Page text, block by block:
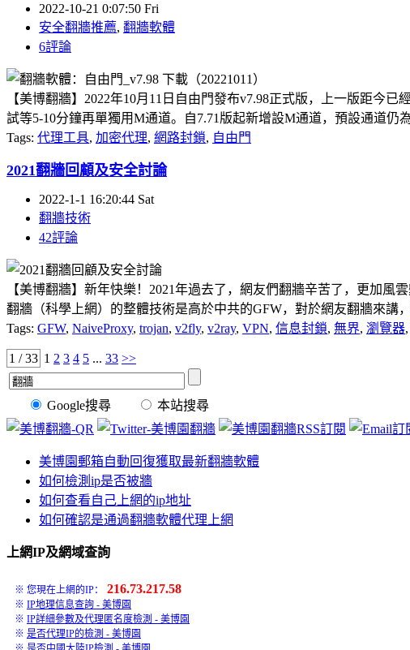
2022-10-21 0:07:50 Fri
安全翻牆推薦, 翻牆軟體
6評論
【美博翻牆】2022年10月11日自由門發布v7.98正式版，上一版距今
試等5-10分鐘再單獨用M通道。自7.71版起新增設M通道，預設通道
Tags: 代理工具, 加密代理, 網路封鎖, 自由門
2021翻牆回顧及安全討論
2022-1-1 16:20:44 Sat
翻牆技術
42評論
【美博翻牆】新年快樂！2021年過去了，網友們翻牆辛苦了，更加
翻牆（科學上網）的整體技術是高於中共的GFW，對於網友翻牆來講
Tags: GFW, NaiveProxy, trojan, v2fly, v2ray, VPN, 信息封鎖, 無界, 瀏覽器,
1 / 33 1 2 3 4 5 ... 33 >>
Google搜尋 本站搜尋
美博園郵箱自動回復獲取最新翻牆軟體
如何檢測ip是否被牆
如何查看自己上網的ip地址
如何確認是通過翻牆軟體代理上網
上網IP及網域查詢
※ 您現在上網的IP： 216.73.217.58
※ IP地理信息查詢 - 美博園
※ IP詳細參數及代理匿名度檢測 - 美博園
※ 是否代理IP的檢測 - 美博園